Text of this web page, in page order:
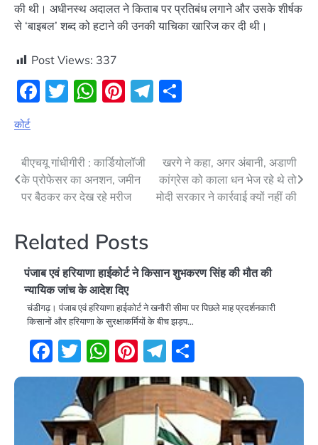
की थी। अधीनस्थ अदालत ने किताब पर प्रतिबंध लगाने और उसके शीर्षक
से ‘बाइबल’ शब्द को हटाने की उनकी याचिका खारिज कर दी थी।
Post Views: 337
Facebook
Twitter
WhatsApp
Pinterest
Telegram
कोर्ट
Post
navigation
बीएचयू गांधीगीरी : कार्डियोलॉजी
के प्रोफेसर का अनशन, जमीन
पर बैठकर कर देख रहे मरीज
खरगे ने कहा, अगर अंबानी, अडाणी
कांग्रेस को काला धन भेज रहे थे तो
मोदी सरकार ने कार्रवाई क्यों नहीं की
Related Posts
पंजाब एवं हरियाणा हाईकोर्ट ने किसान शुभकरण सिंह की मौत की
न्यायिक जांच के आदेश दिए
चंडीगढ़। पंजाब एवं हरियाणा हाईकोर्ट ने खनौरी सीमा पर पिछले माह प्रदर्शनकारी
किसानों और हरियाणा के सुरक्षाकर्मियों के बीच झड़प…
Facebook
Twitter
WhatsApp
Pinterest
Telegram